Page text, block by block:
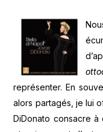
représenter. En
alors partagés, je lui
DiDonato consacre